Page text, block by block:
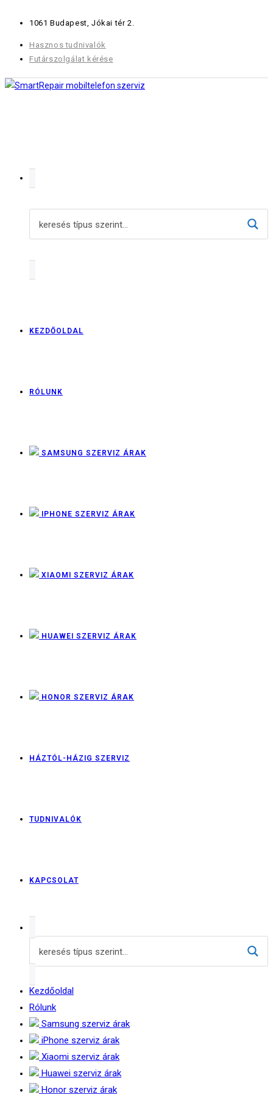
content
1061 Budapest, Jókai tér 2.
Hasznos tudnivalók
Futárszolgálat kérése
KEZDŐOLDAL
RÓLUNK
SAMSUNG SZERVIZ ÁRAK
IPHONE SZERVIZ ÁRAK
XIAOMI SZERVIZ ÁRAK
HUAWEI SZERVIZ ÁRAK
HONOR SZERVIZ ÁRAK
HÁZTÓL-HÁZIG SZERVIZ
TUDNIVALÓK
KAPCSOLAT
Kezdőoldal
Rólunk
Samsung szerviz árak
iPhone szerviz árak
Xiaomi szerviz árak
Huawei szerviz árak
Honor szerviz árak